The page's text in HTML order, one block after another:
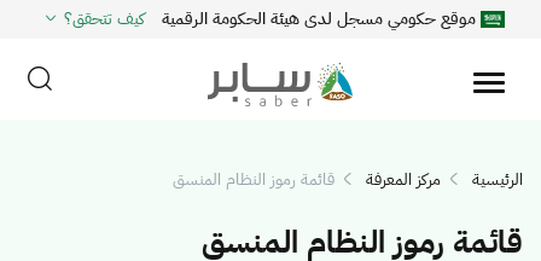
موقع حكومي مسجل لدى هيئة الحكومة الرقمية كيف تتحقق؟
الرئيسية مركز المعرفة قائمة رموز النظام المنسق
قائمة رموز النظام المنسق